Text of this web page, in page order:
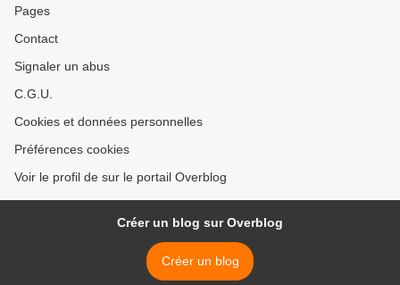
Pages
Contact
Signaler un abus
C.G.U.
Cookies et données personnelles
Préférences cookies
Voir le profil de sur le portail Overblog
Créer un blog sur Overblog
Créer un blog